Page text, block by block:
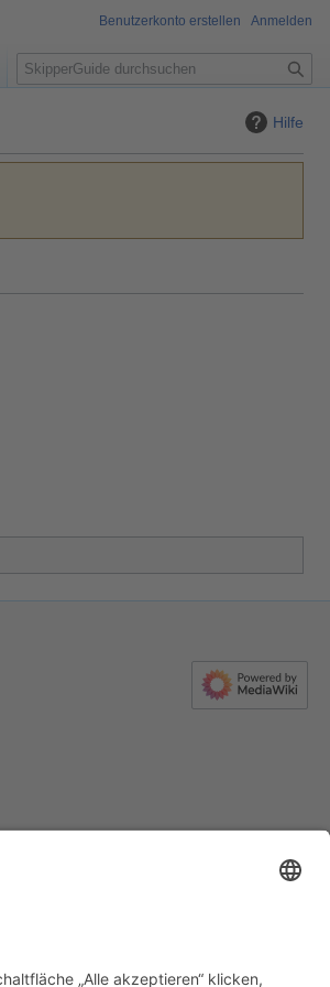
Hilfe
Benutzerkonto erstellen Anmelden
S
u
e